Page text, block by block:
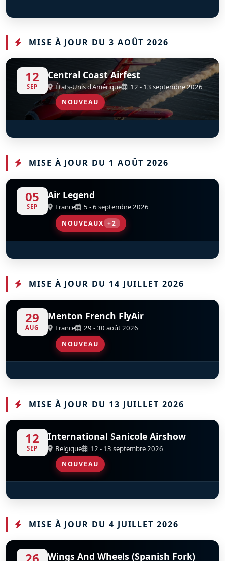
D
OV-10B Bronco
MISE À JOUR DU 3 AOÛT 2026
12
SEP
Central Coast Airfest
États-Unis d'Amérique 12 - 13 septembre 2026
NOUVEAU
D
T33 Ace Maker II
MISE À JOUR DU 1 AOÛT 2026
05
SEP
Air Legend
France 5 - 6 septembre 2026
NOUVEAUX +2
S D
CAUDRON – RENAULT C.460 RAFALE S D
MIG‑17 - 1611
MISE À JOUR DU 14 JUILLET 2026
29
AUG
Menton French FlyAir
France 29 - 30 août 2026
NOUVEAU
D
Patrouille De France
MISE À JOUR DU 13 JUILLET 2026
12
SEP
International Sanicole Airshow
Belgique 12 - 13 septembre 2026
NOUVEAU
D
F-86 Sabre
MISE À JOUR DU 4 JUILLET 2026
Wings And Wheels (Spanish Fork)